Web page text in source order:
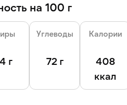
на 100 г
г
Углеводы
72 г
Калории
408
ккал